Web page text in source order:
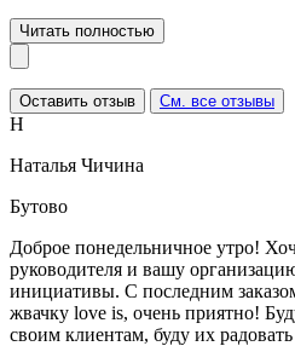
Читать полностью
Оставить отзыв См. все отзывы
Н
Наталья Чичина
Бутово
Доброе понедельничное утро!
руководителя и вашу
инициативы. С последним
жвачку love is, очень приятно!
своим клиентам, буду их радовать